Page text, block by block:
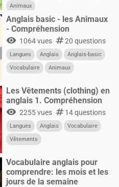
Animaux
Anglais basic - les Animaux
- Compréhension
visibility 1064 vues numbers20 questions
Langues Anglais
Anglais-basic
Vocabulaire
Animaux
Les Vêtements (clothing) en
anglais 1. Compréhension
visibility 2255 vues numbers14 questions
Langues Anglais
Vocabulaire
Vêtements
Vocabulaire anglais pour
comprendre: les mois et les
jours de la semaine